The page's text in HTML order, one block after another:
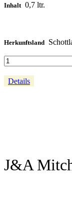
Inhalt 0,7 ltr.
Herkunftsland
Details
J&A